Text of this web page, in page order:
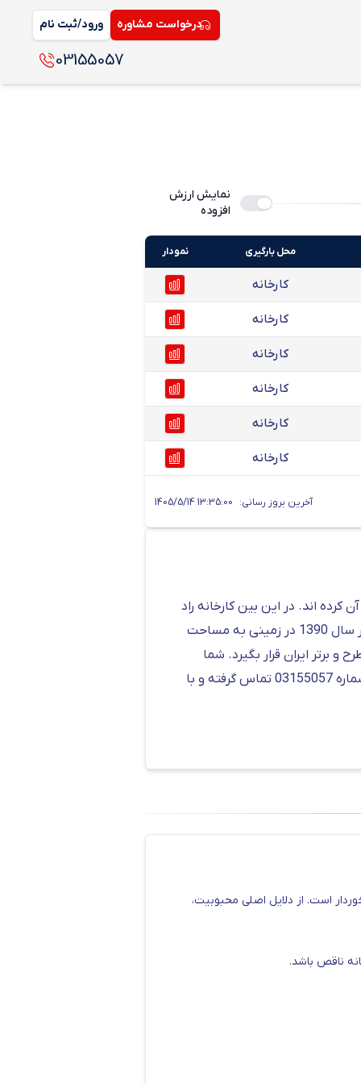
درخواست مشاوره ورود/ثبت نام
03155057
نمایش ارزش
افزوده
محل بارگیری نمودار
کارخانه
کارخانه
کارخانه
کارخانه
کارخانه
کارخانه
آخرین بروز رسانی: 1405/5/14 13:35:00
اند. در این بین کارخانه راد
همدان یکی تولید کننده های میلگرد سبک وزن در ایران است که طرفداران زیادی دارد. کارخانه راد همدان در سال 1390 در زمینی به مساحت
در رده تولید کنندگان مطرح و برتر ایران قرار بگیرد. شما
می‌توانید قیمت روز میلگرد را به راحتی در جدول بالا مشاهده کنید. همچنین برای ثبت سفارش نهایی، با شماره 03155057 تماس گرفته و با
فولادی را به صورت مستقیم از
تکنولوژی روز دنیا و به کمک
است. از دلایل اصلی محبوبیت،
ناقص باشد.